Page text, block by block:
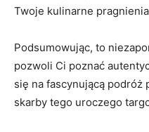
Twoje kulinarne
Podsumowując, to
pozwoli Ci poznać
się na fascynującą ‌podróż
skarby tego uroczego